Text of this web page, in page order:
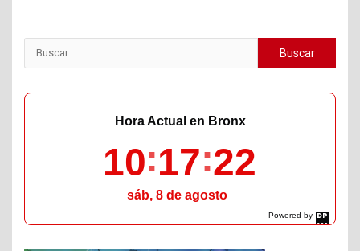
Buscar:
Powered by
DaysPedia.com
Hora Actual en Bronx
10 17 23
sáb, 8 de agosto